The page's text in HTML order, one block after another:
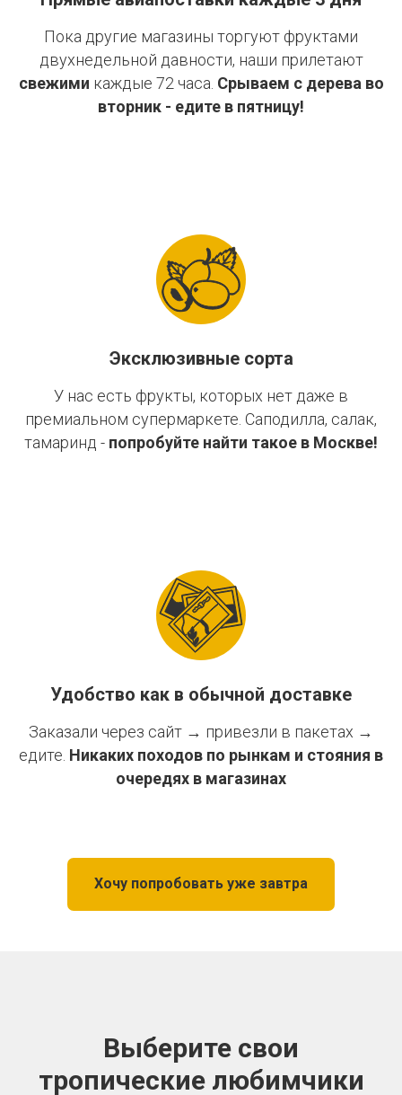
Пока другие магазины торгуют фруктами
двухнедельной давности, наши прилетают
свежими каждые 72 часа. Срываем с дерева во
вторник - едите в пятницу!
Эксклюзивные сорта
У нас есть фрукты, которых нет даже в
премиальном супермаркете. Саподилла, салак,
тамаринд - попробуйте найти такое в Москве!
Удобство как в обычной доставке
Заказали через сайт → привезли в пакетах →
едите. Никаких походов по рынкам и стояния в
очередях в магазинах
Хочу попробовать уже завтра
Выберите свои
тропические любимчики